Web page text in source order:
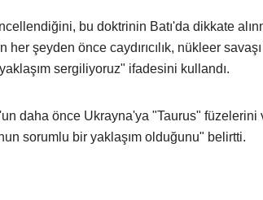
bu doktrinin Batı'da dikkate
şeyden önce caydırıcılık, nükleer
sergiliyoruz" ifadesini kullandı.
daha önce Ukrayna'ya "Taurus" füzelerini
sorumlu bir yaklaşım olduğunu" belirtti.